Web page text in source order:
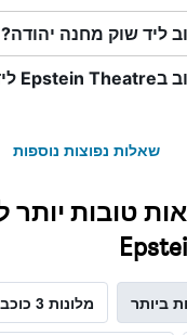
ליד שוק מחנה יהודה?
שאלות נפוצות נוספות
טובות יותר
ביותר מלונות 3 כוכבי